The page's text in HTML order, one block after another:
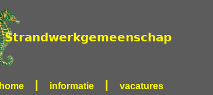
home informatie vacatures